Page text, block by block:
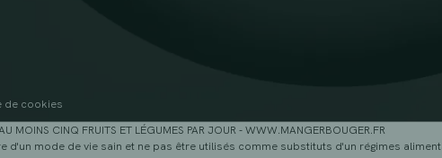
de cookies
MOINS CINQ FRUITS ET LÉGUMES PAR JOUR - WWW.MANGERBOUGER.FR
mode de vie sain et ne pas être utilisés comme substituts d'un régimes